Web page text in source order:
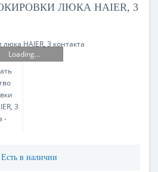
ЛЮКА HAIER, 3
Loading...
Есть в наличии